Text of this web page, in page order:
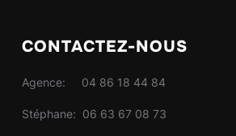
CONTACTEZ-NOUS
Agence: 04 86 18 44 84
Stéphane: 06 63 67 08 73